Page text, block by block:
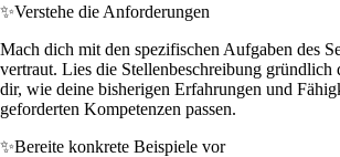
✨Verstehe die Anforderungen
Mach dich mit den spezifischen Aufgaben des
vertraut. Lies die Stellenbeschreibung gründlich
dir, wie deine bisherigen Erfahrungen und
geforderten Kompetenzen passen.
✨Bereite konkrete Beispiele vor